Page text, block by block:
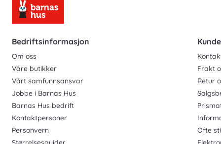
Bedriftsinformasjon
Om oss
Våre butikker
Vårt samfunnsansvar
Jobbe i Barnas Hus
Barnas Hus bedrift
Kontaktpersoner
Personvern
Frakt
Retur
Ofte